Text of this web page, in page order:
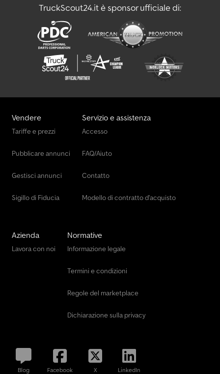
TruckScout24.it è sponsor ufficiale di:
Vendere
Tariffe e prezzi
Pubblicare annunci
Gestisci annunci
Sigillo di Fiducia
Servizio e assistenza
Accesso
FAQ/Aiuto
Contatto
Modello di contratto d'acquisto
Azienda
Lavora con noi
Normative
Informazione legale
Termini e condizioni
Regole del marketplace
Dichiarazione sulla privacy
Blog Facebook X LinkedIn